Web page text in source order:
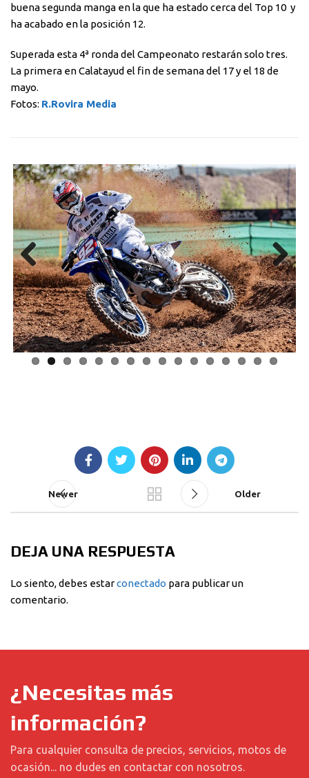
buena segunda manga en la que ha estado cerca del Top 10 y
ha acabado en la posición 12.
Superada esta 4ª ronda del Campeonato restarán solo tres.
La primera en Calatayud el fin de semana del 17 y el 18 de
mayo.
Fotos: R.Rovira Media
Previous Next
Newer Older
DEJA UNA RESPUESTA
Lo siento, debes estarconectado para publicar un
comentario.
¿Necesitas más
información?
Para cualquier consulta de precios, servicios, motos de
ocasión... no dudes en contactar con nosotros.